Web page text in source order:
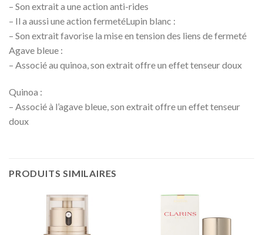
– Son extrait a une action anti-rides
– Il a aussi une action fermetéLupin blanc :
– Son extrait favorise la mise en tension des liens de fermeté
Agave bleue :
– Associé au quinoa, son extrait offre un effet tenseur doux
Quinoa :
– Associé à l’agave bleue, son extrait offre un effet tenseur
doux
PRODUITS SIMILAIRES